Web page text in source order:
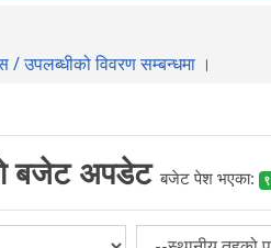
/ उपलब्धीको विवरण सम्बन्धमा ।
बजेट अपडेटबजेट पेश भएका: ९